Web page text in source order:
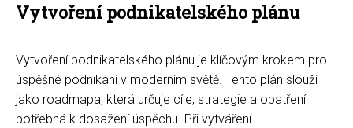
Vytvoření podnikatelského plánu
Vytvoření podnikatelského plánu je klíčovým krokem pro
úspěšné podnikání v moderním světě. Tento plán slouží
jako roadmapa, která určuje cíle, strategie a opatření
potřebná k dosažení úspěchu. Při vytváření